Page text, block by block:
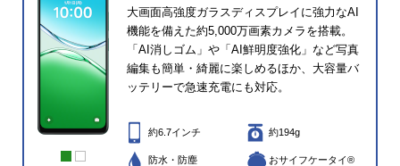
大画面高強度ガラスディスプレイに強力なAI
機能を備えた約5,000万画素カメラを搭載。
「AI消しゴム」や「AI鮮明度強化」など写真
編集も簡単・綺麗に楽しめるほか、大容量バ
ッテリーで急速充電にも対応。
約6.7インチ 約194g
防水・防塵 おサイフケータイ®